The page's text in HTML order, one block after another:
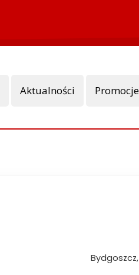
Aktualności Promocje